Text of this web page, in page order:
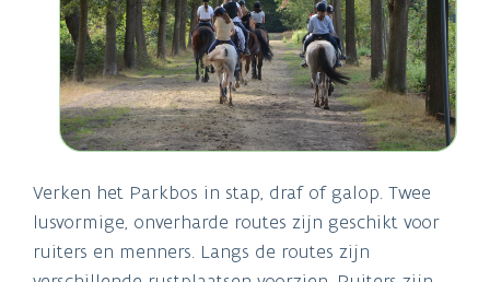
Verken het Parkbos in stap, draf of galop. Twee
lusvormige, onverharde routes zijn geschikt voor
ruiters en menners. Langs de routes zijn